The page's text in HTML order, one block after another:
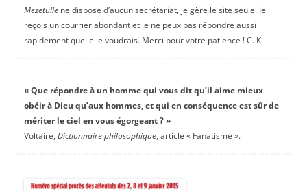
Mezetullene dispose d’aucun secrétariat, je gère le site seule. Je
reçois un courrier abondant et je ne peux pas répondre aussi
rapidement que je le voudrais. Merci pour votre patience ! C. K.
« Que répondre à un homme qui vous dit qu’il aime mieux
obéir à Dieu qu’aux hommes, et qui en conséquence est sûr de
mériter le ciel en vous égorgeant ? »
Voltaire, Dictionnaire philosophique, article « Fanatisme ».